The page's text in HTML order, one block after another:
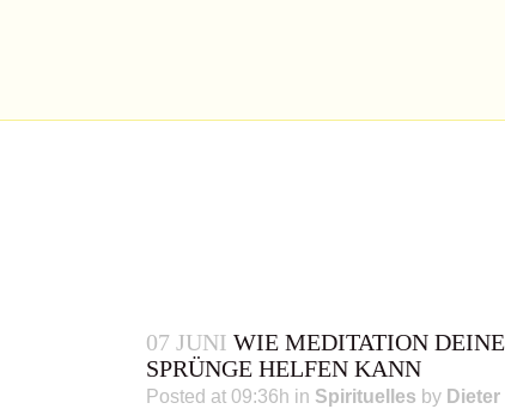
07 JUNI WIE MEDITATION
SPRÜNGE HELFEN KANN
Posted at 09:36h in Spirituelles by